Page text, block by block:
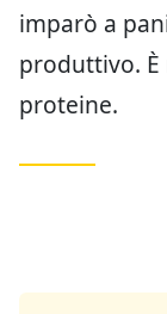
imparò a
produttivo. È
proteine.